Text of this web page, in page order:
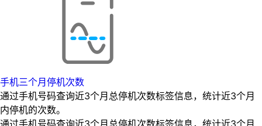
手机三个月停机次数
通过手机号码查询近3个月总停机次数标签信息，统计近3个月
内停机的次数。
通过手机号码查询近3个月总停机次数标签信息，统计近3个月